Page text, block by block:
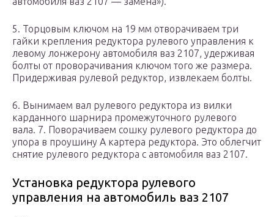
5. Торцовым ключом на 19 мм отворачиваем три
гайки крепления редуктора рулевого управления к
левому лонжерону автомобиля ваз 2107, удерживая
болты от проворачивания ключом того же размера.
Придерживая рулевой редуктор, извлекаем болты.
6. Вынимаем вал рулевого редуктора из вилки
карданного шарнира промежуточного рулевого
вала. 7. Поворачиваем сошку рулевого редуктора до
упора в проушину А картера редуктора. Это облегчит
снятие рулевого редуктора с автомобиля ваз 2107.
Установка редуктора рулевого
управления на автомобиль ваз 2107